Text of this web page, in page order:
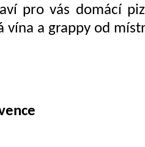
pro vás domácí
vína a grappy od